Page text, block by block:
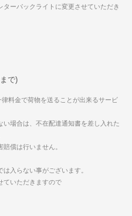
ーパックライトに変更させていただき
で)
料金で荷物を送ることが出来るサービ
場合は、不在配達通知書を差し入れた
償は行いません。
入らない事がございます。
ていただきますので